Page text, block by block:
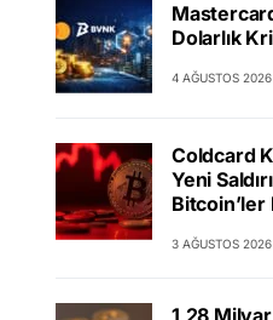
Dolarlık
4 AĞUSTOS 2026
Coldcard
Yeni
Bitcoin’ler
3 AĞUSTOS 2026
1,28